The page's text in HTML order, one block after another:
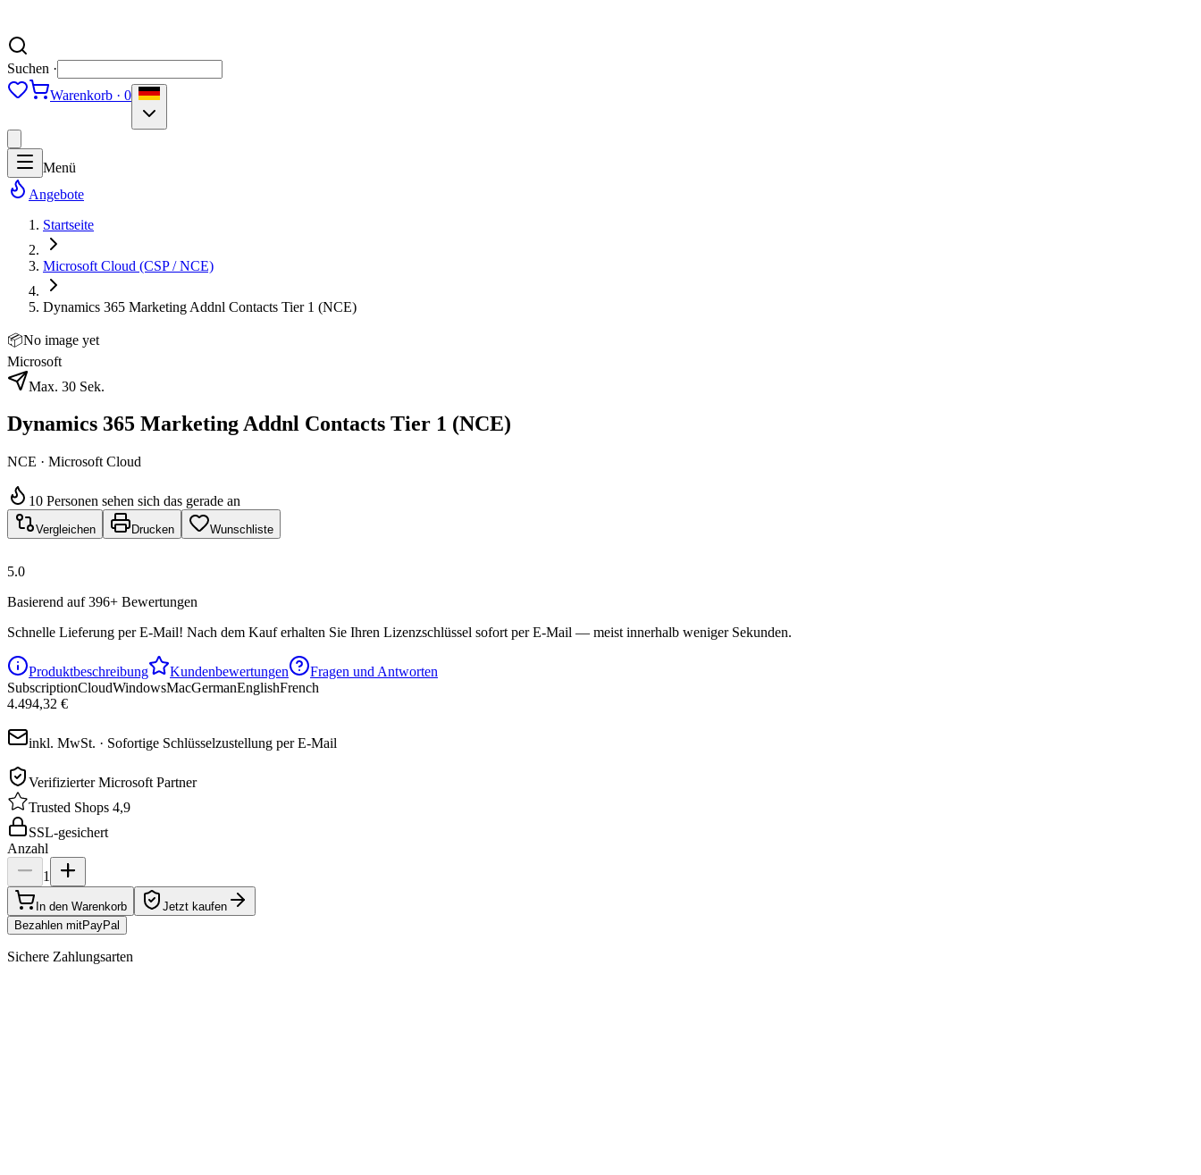
Suchen ·
Warenkorb · 0
Menü
Angebote
Startseite
Microsoft Cloud (CSP / NCE)
Dynamics 365 Marketing Addnl Contacts Tier 1 (NCE)
📦No image yet
Microsoft
Max. 30 Sek.
Dynamics 365 Marketing Addnl Contacts Tier 1 (NCE)
NCE · Microsoft Cloud
10 Personen sehen sich das gerade an
Vergleichen Drucken Wunschliste
5.0
Basierend auf 396+ Bewertungen
Schnelle Lieferung per E-Mail! Nach dem Kauf erhalten Sie Ihren Lizenzschlüssel sofort per E-Mail — meist innerhalb weniger Sekunden.
Produktbeschreibung Kundenbewertungen
Fragen und Antworten
SubscriptionCloudWindowsMacGermanEnglishFrench
4.494,32 €
inkl. MwSt. · Sofortige Schlüsselzustellung per E-Mail
Verifizierter Microsoft Partner
Trusted Shops 4,9
SSL-gesichert
Anzahl
1
In den Warenkorb
Jetzt kaufen
Bezahlen mitPayPal
Sichere Zahlungsarten